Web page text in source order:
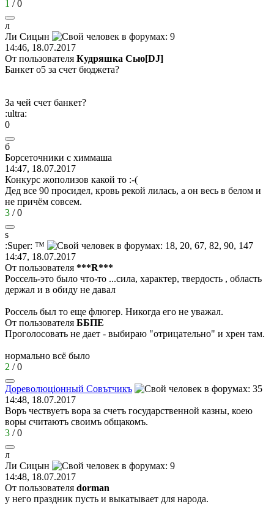
1 /0
л
Ли Сицын
14:46, 18.07.2017
От пользователя Кудряшка Сью[DJ]
Банкет о5 за счет бюджета?
За чей счет банкет?
:ultra:
0
б
Борсеточники с химмаша
14:47, 18.07.2017
Конкурс жополизов какой то :-(
Дед все 90 просидел, кровь рекой лилась, а он весь в белом и
не причём совсем.
3 /0
s
:Super: ™
14:47, 18.07.2017
От пользователя ***R***
Россель-это было что-то ...сила, характер, твердость , область
держал и в обиду не давал
Россель был то еще флюгер. Никогда его не уважал.
От пользователя ББПЕ
Проголосовать не дает - выбираю "отрицательно" и хрен там.
нормально всё было
2 /0
Дореволюцiонный Совътчикъ
14:48, 18.07.2017
Воръ чествуетъ вора за счетъ государственной казны, коею
воры считаютъ своимъ общакомъ.
3 /0
л
Ли Сицын
14:48, 18.07.2017
От пользователя dorman
у него праздник пусть и выкатывает для народа.